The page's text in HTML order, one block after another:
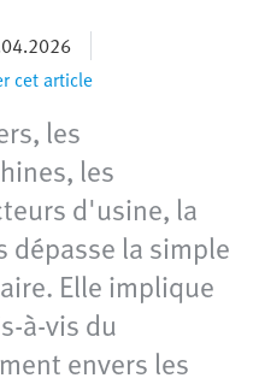
cet article
les
les
d'usine, la
dépasse la simple
Elle implique
à-vis du
envers les